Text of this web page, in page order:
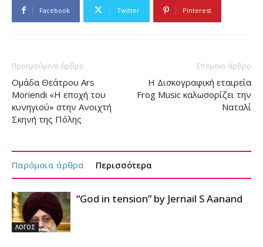
Facebook Twitter Pinterest
Προηγούμενο άρθρο
Ομάδα Θεάτρου Ars
Moriendi «Η εποχή του
κυνηγιού» στην Ανοιχτή
Σκηνή της Πόλης
Επόμενο άρθρο
Η Δισκογραφική εταιρεία
Frog Music καλωσορίζει την
Ναταλί
Παρόμοια άρθρα Περισσότερα
ΛΟΓΟΣ
“God in tension” by Jernail S Aanand